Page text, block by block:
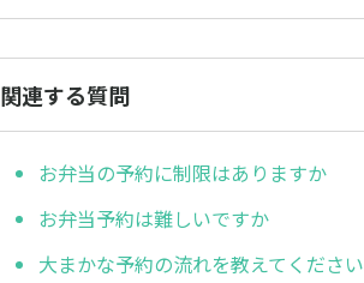
関連する質問
お弁当の予約に制限はありますか
お弁当予約は難しいですか
大まかな予約の流れを教えてください